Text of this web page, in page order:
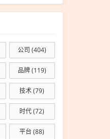
公司 (404)
品牌(119)
技术(79)
时代(72)
平台 (88)